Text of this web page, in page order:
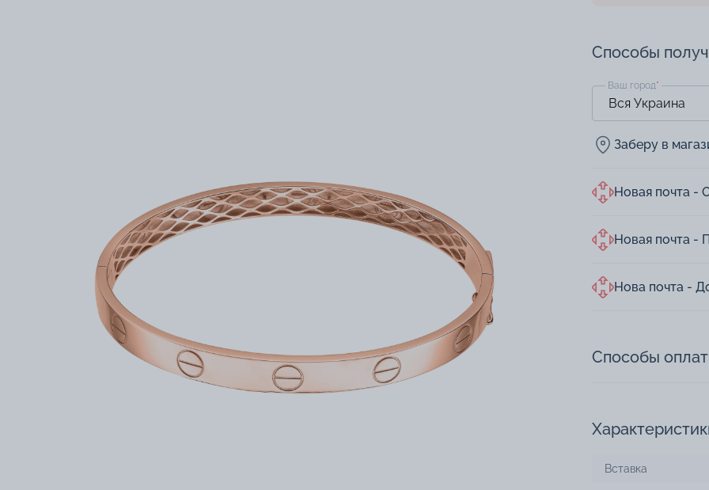
Способы
Ваш город*
Заберу в
Новая почта -
Новая почта -
Нова почта -
Способы
Вставка